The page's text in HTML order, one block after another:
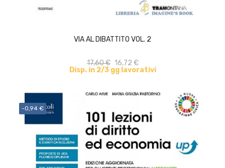
VIA AL DIBATTITO VOL. 2
17,60 € 16,72 €
Disp. in 2/3 gg lavorativi
ACQUISTA
-0,94 €